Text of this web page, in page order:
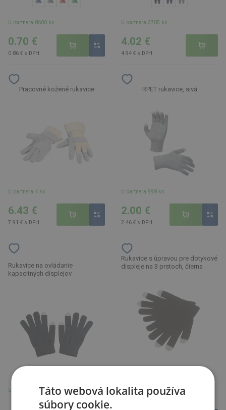
U partnera 8600 ks
0.70 €
0.86 € s DPH
U partnera 2705 ks
4.02 €
4.94 € s DPH
Pracovné kožené rukavice
U partnera 4 ks
6.43 €
7.91 € s DPH
RPET rukavice, sivá
U partnera 998 ks
2.00 €
2.46 € s DPH
Rukavice na ovládanie
kapacitných displejov
U partnera 219 ks
Rukavice s úpravou pre dotykové
displeje na 3 prstoch, čierna
U partnera 9212 ks
Táto webová lokalita používa
súbory cookie.